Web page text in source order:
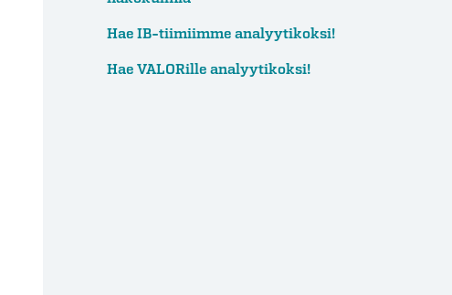
Hae IB-tiimiimme analyytikoksi!
Hae VALORille analyytikoksi!